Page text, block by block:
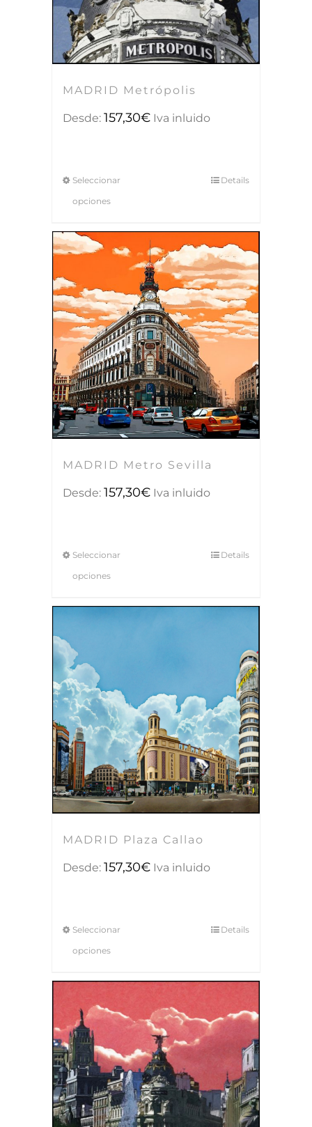
MADRID Metrópolis
Desde: 157,30€ Iva inluido
Seleccionar
opciones
Details
MADRID Metro Sevilla
Desde: 157,30€ Iva inluido
Seleccionar
opciones
Details
MADRID Plaza Callao
Desde: 157,30€ Iva inluido
Seleccionar
opciones
Details